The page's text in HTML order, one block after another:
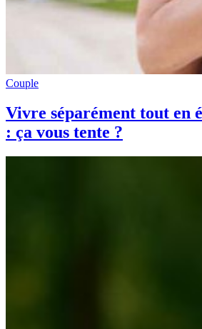
Couple
Vivre séparément tout en
: ça vous tente ?